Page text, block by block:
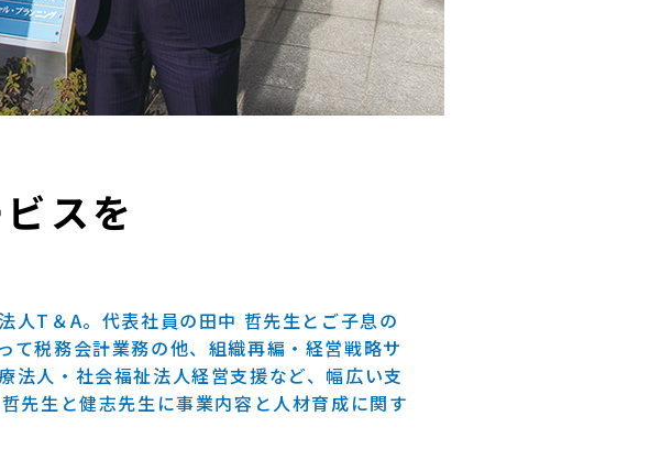
スを
人T＆A。代表社員の田中 哲先生とご子息の
て税務会計業務の他、組織再編・経営戦略サ
法人・社会福祉法人経営支援など、幅広い支
先生と健志先生に事業内容と人材育成に関す